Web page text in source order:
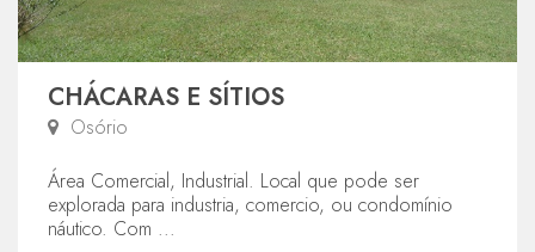
CHÁCARAS E SÍTIOS
Osório
Área Comercial, Industrial. Local que pode ser
explorada para industria, comercio, ou condomínio
náutico. Com ...